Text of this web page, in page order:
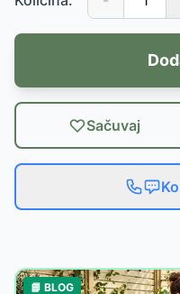
Sačuvaj
📘 BLOG